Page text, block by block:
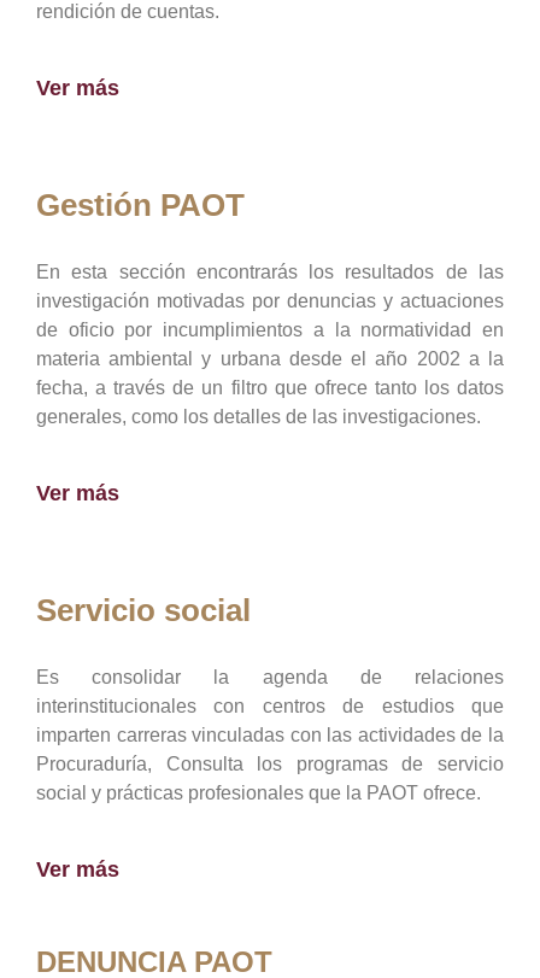
rendición de cuentas.
Ver más
Gestión PAOT
En esta sección encontrarás los resultados de las
investigación motivadas por denuncias y actuaciones
de oficio por incumplimientos a la normatividad en
materia ambiental y urbana desde el año 2002 a la
fecha, a través de un filtro que ofrece tanto los datos
generales, como los detalles de las investigaciones.
Ver más
Servicio social
Es consolidar la agenda de relaciones
interinstitucionales con centros de estudios que
imparten carreras vinculadas con las actividades de la
Procuraduría, Consulta los programas de servicio
social y prácticas profesionales que la PAOT ofrece.
Ver más
DENUNCIA PAOT